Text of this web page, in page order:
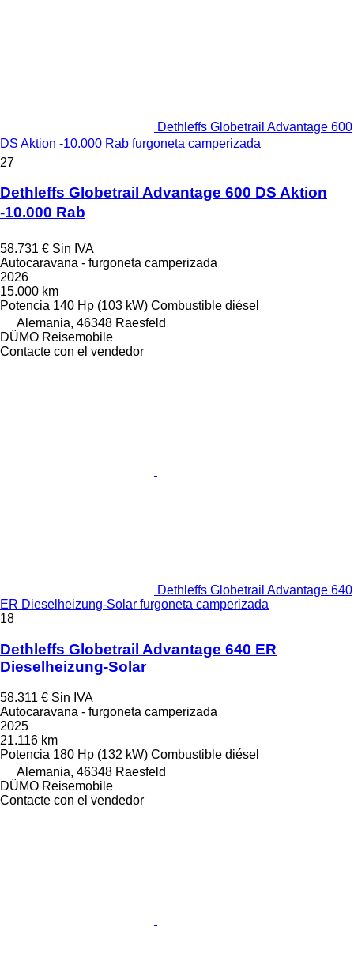
Dethleffs Globetrail Advantage 600
DS Aktion -10.000 Rab furgoneta camperizada
27
Dethleffs Globetrail Advantage 600 DS Aktion
-10.000 Rab
58.731 € Sin IVA
Autocaravana - furgoneta camperizada
2026
15.000 km
Potencia 140 Hp (103 kW) Combustible diésel
Alemania, 46348 Raesfeld
DÜMO Reisemobile
Contacte con el vendedor
Dethleffs Globetrail Advantage 640
ER Dieselheizung-Solar furgoneta camperizada
18
Dethleffs Globetrail Advantage 640 ER
Dieselheizung-Solar
58.311 € Sin IVA
Autocaravana - furgoneta camperizada
2025
21.116 km
Potencia 180 Hp (132 kW) Combustible diésel
Alemania, 46348 Raesfeld
DÜMO Reisemobile
Contacte con el vendedor